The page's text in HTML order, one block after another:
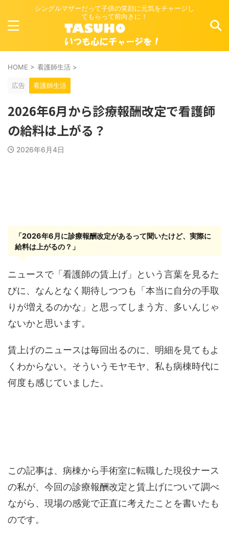
シングルマザーだって子供の笑顔に元気をチャージし
てもらって前向きに！
HOME > 看護師生活 >
広告 看護師生活
2026年6月から診療報酬改定で看護師
の給料は上がる？
2026年6月4日
「2026年6月に診療報酬改定があるって聞いたけど、実際に
給料は上がるの？」
ニュースで「看護師の賃上げ」という言葉を見るた
びに、なんとなく期待しつつも「本当に自分の手取
りが増えるのかな」と思ってしまう方、多いんじゃ
ないかと思います。
賃上げのニュースは毎回出るのに、明細を見てもよ
くわからない。そういうモヤモヤ、私も病棟時代に
何度も感じていました。
この記事は、病棟から手術室に転職した現役ナース
の私が、今回の診療報酬改定と賃上げについて調べ
ながら、現場の感覚で正直に考えたことを書いたも
のです。